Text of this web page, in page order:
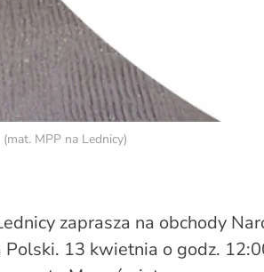
(mat. MPP na Lednicy)
zaprasza na obchody
Polski. 13 kwietnia o godz.